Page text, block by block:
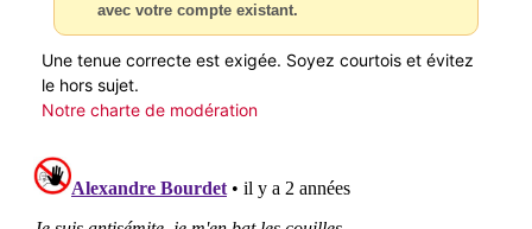
avec votre compte existant.
Une tenue correcte est exigée. Soyez courtois et évitez
le hors sujet.
Notre charte de modération